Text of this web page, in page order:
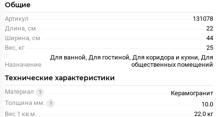
Общие
Артикул
131078
Длина, см
22
Ширина, см
44
Вес, кг
25
Назначение
Для ванной, Для гостиной, Для коридора и кухни, Для
общественных помещений
Технические характеристики
Материал
Керамогранит
Толщина мм.
10.0
Вес 1 кв.м.
22.0 кг